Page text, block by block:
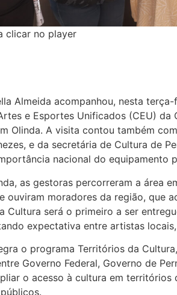
clicar no player
Almeida acompanhou, nesta
e Esportes Unificados (CEU) da
Olinda. A visita contou também
e da secretária de Cultura de
nacional do equipamento
as gestoras percorreram a área
ouviram moradores da região, que
Cultura será o primeiro a ser
expectativa entre artistas
o programa Territórios da
Governo Federal, Governo de
o acesso à cultura em territórios